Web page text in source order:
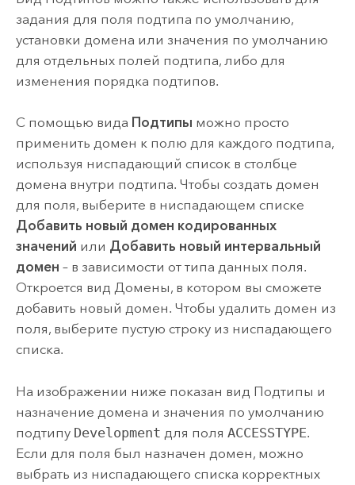
задания для поля подтипа по умолчанию,
установки домена или значения по умолчанию
для отдельных полей подтипа, либо для
изменения порядка подтипов.
С помощью вида Подтипы можно просто
применить домен к полю для каждого подтипа,
используя ниспадающий список в столбце
домена внутри подтипа. Чтобы создать домен
для поля, выберите в ниспадающем списке
Добавить новый домен кодированных
значений или Добавить новый интервальный
домен – в зависимости от типа данных поля.
Откроется вид Домены, в котором вы сможете
добавить новый домен. Чтобы удалить домен из
поля, выберите пустую строку из ниспадающего
списка.
На изображении ниже показан вид Подтипы и
назначение домена и значения по умолчанию
подтипу Development для поля ACCESSTYPE.
Если для поля был назначен домен, можно
выбрать из ниспадающего списка корректных